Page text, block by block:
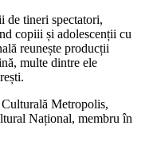
de tineri spectatori,
copiii și adolescenții cu
reunește producții
multe dintre ele
Metropolis,
Național, membru în